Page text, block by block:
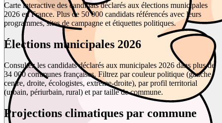
Carte interactive des candidats déclarés aux élections municipales
2026 en France. Plus de 50 000 candidats référencés avec leurs
programmes, sites de campagne et étiquettes politiques.
Élections municipales 2026
Consultez les candidats déclarés aux municipales 2026 dans plus de
34 000 communes françaises. Filtrez par couleur politique (gauche,
centre, droite, écologistes, extrême-droite), par profil territorial
(urbain, périurbain, rural) et par taille de commune.
Projections climatiques par commune